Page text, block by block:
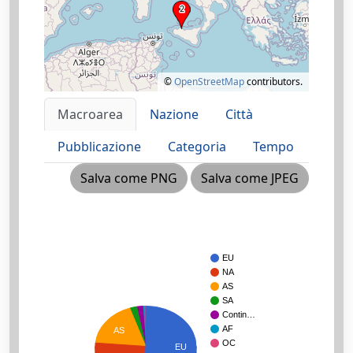
©OpenStreetMapcontributors.
Macroarea Nazione
Città
Pubblicazione
Categoria
Tempo
Salva come PNG
Salva come JPEG
EU
NA
AS
SA
Contin…
AF
OC
AS
EU